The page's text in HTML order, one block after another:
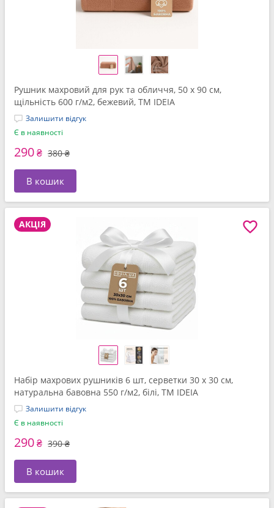
Рушник махровий для рук та обличчя, 50 x 90 см,
щільність 600 г/м2, бежевий, ТМ IDEIA
Залишити відгук
Є в наявності
290₴ 380 ₴
В кошик
АКЦІЯ
Набір махрових рушників 6 шт, серветки 30 x 30 см,
натуральна бавовна 550 г/м2, білі, ТМ IDEIA
Залишити відгук
Є в наявності
290₴ 390 ₴
В кошик